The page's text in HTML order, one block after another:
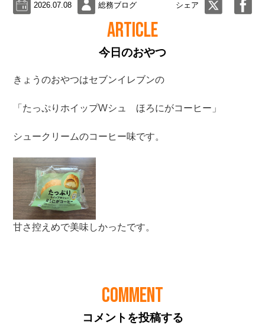
2026.07.08 総務ブログ シェア
ARTICLE
今日のおやつ
COMMENT
コメントを投稿する